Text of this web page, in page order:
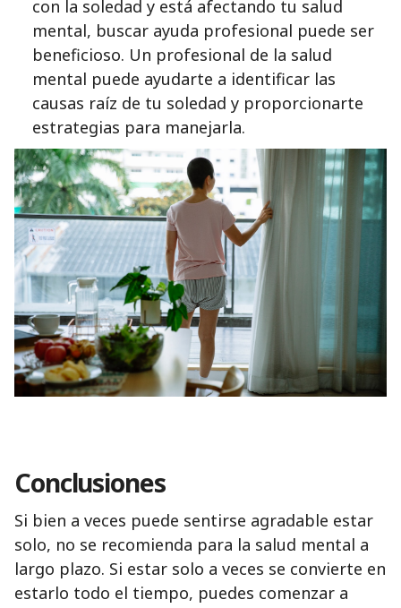
con la soledad y está afectando tu salud
mental, buscar ayuda profesional puede ser
beneficioso. Un profesional de la salud
mental puede ayudarte a identificar las
causas raíz de tu soledad y proporcionarte
estrategias para manejarla.
Conclusiones
Si bien a veces puede sentirse agradable estar
solo, no se recomienda para la salud mental a
largo plazo. Si estar solo a veces se convierte en
estarlo todo el tiempo, puedes comenzar a